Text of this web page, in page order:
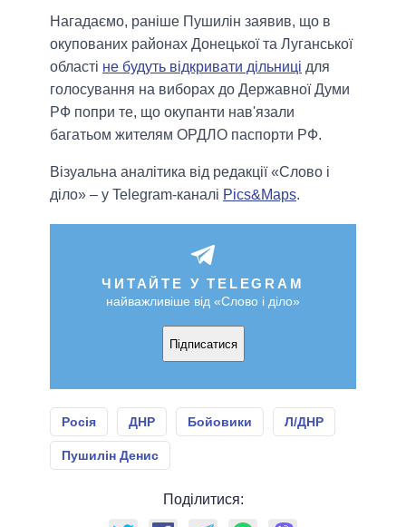
Нагадаємо, раніше Пушилін заявив, що в
окупованих районах Донецької та Луганської
області не будуть відкривати дільниці для
голосування на виборах до Державної Думи
РФ попри те, що окупанти нав'язали
багатьом жителям ОРДЛО паспорти РФ.
Візуальна аналітика від редакції «Слово і
діло» – у Telegram-каналі Pics&Maps.
ЧИТАЙТЕ У TELEGRAM
найважливіше від «Слово і діло»
Підписатися
Росія ДНР Бойовики Л/ДНР
Пушилін Денис
Поділитися: